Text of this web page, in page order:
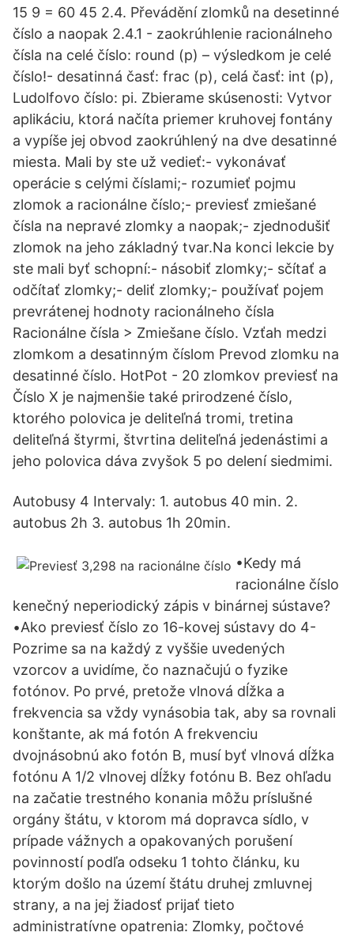
15 9 = 60 45 2.4. Převádění zlomků na desetinné
číslo a naopak 2.4.1 - zaokrúhlenie racionálneho
čísla na celé číslo: round (p) – výsledkom je celé
číslo!- desatinná časť: frac (p), celá časť: int (p),
Ludolfovo číslo: pi. Zbierame skúsenosti: Vytvor
aplikáciu, ktorá načíta priemer kruhovej fontány
a vypíše jej obvod zaokrúhlený na dve desatinné
miesta. Mali by ste už vedieť:- vykonávať
operácie s celými číslami;- rozumieť pojmu
zlomok a racionálne číslo;- previesť zmiešané
čísla na nepravé zlomky a naopak;- zjednodušiť
zlomok na jeho základný tvar.Na konci lekcie by
ste mali byť schopní:- násobiť zlomky;- sčítať a
odčítať zlomky;- deliť zlomky;- používať pojem
prevrátenej hodnoty racionálneho čísla
Racionálne čísla > Zmiešane číslo. Vzťah medzi
zlomkom a desatinným číslom Prevod zlomku na
desatinné číslo. HotPot - 20 zlomkov previesť na
Číslo X je najmenšie také prirodzené číslo,
ktorého polovica je deliteľná tromi, tretina
deliteľná štyrmi, štvrtina deliteľná jedenástimi a
jeho polovica dáva zvyšok 5 po delení siedmimi.
Autobusy 4 Intervaly: 1. autobus 40 min. 2.
autobus 2h 3. autobus 1h 20min.
•Kedy má
racionálne číslo
kenečný neperiodický zápis v binárnej sústave?
•Ako previesť číslo zo 16-kovej sústavy do 4-
Pozrime sa na každý z vyššie uvedených
vzorcov a uvidíme, čo naznačujú o fyzike
fotónov. Po prvé, pretože vlnová dĺžka a
frekvencia sa vždy vynásobia tak, aby sa rovnali
konštante, ak má fotón A frekvenciu
dvojnásobnú ako fotón B, musí byť vlnová dĺžka
fotónu A 1/2 vlnovej dĺžky fotónu B. Bez ohľadu
na začatie trestného konania môžu príslušné
orgány štátu, v ktorom má dopravca sídlo, v
prípade vážnych a opakovaných porušení
povinností podľa odseku 1 tohto článku, ku
ktorým došlo na území štátu druhej zmluvnej
strany, a na jej žiadosť prijať tieto
administratívne opatrenia: Zlomky, počtové